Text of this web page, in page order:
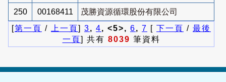
250 00168411
茂勝資源循環股份有限公司
[第一頁 / 上一頁] 3, 4, <5>, 6, 7 [ 下一頁 / 最後
一頁] 共有 8039 筆資料